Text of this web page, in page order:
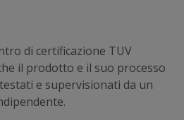
di certificazione TUV
il prodotto e il suo processo
e supervisionati da un